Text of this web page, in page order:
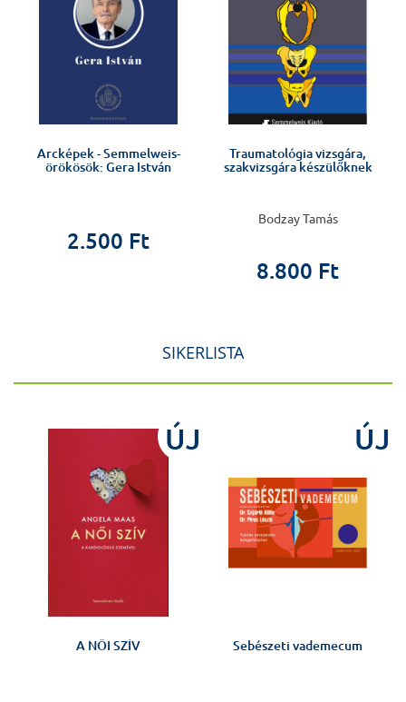
Arcképek - Semmelweis-
örökösök: Gera István
2.500 Ft
Traumatológia vizsgára,
szakvizsgára készülőknek
Bodzay Tamás
8.800 Ft
SIKERLISTA
ÚJ
A NŐI SZÍV
ÚJ
Sebészeti vademecum